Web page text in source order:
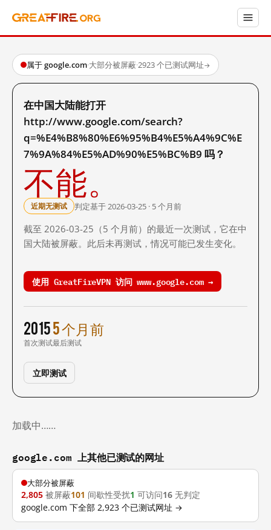
属于 google.com·大部分被屏蔽·2923 个已测试网址→
在中国大陆能打开
http://www.google.com/search?
q=%E4%B8%80%E6%95%B4%E5%A4%9C%E
7%9A%84%E5%AD%90%E5%BC%B9 吗？
不能。
近期无测试 判定基于 2026-03-25 · 5 个月前
截至 2026-03-25（5 个月前）的最近一次测试，它在中
国大陆被屏蔽。此后未再测试，情况可能已发生变化。
使用 GreatFireVPN 访问 www.google.com →
2015
首次测试
5 个月前
最后测试
立即测试
加载中……
google.com 上其他已测试的网址
大部分被屏蔽
2,805 被屏蔽101 间歇性受扰1 可访问16 无判定
google.com 下全部 2,923 个已测试网址 →